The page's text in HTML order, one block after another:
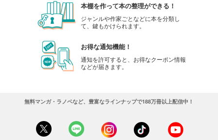
本棚を作って本の整理ができる！
ジャンルや作家ごとなどに本を分類し
て、鍵もかけられます。
お得な通知機能！
通知を許可すると、お得なクーポン情報
などが届きます。
無料マンガ・ラノベなど、豊富なラインナップで188万冊以上配信中！